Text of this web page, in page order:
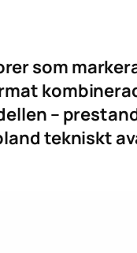
som
–
tekniskt